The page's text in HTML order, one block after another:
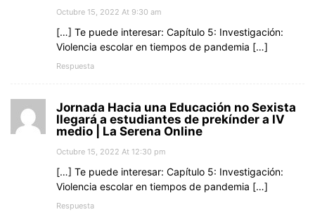
Octubre 15, 2022 At 9:30 am
[…] Te puede interesar: Capítulo 5: Investigación:
Violencia escolar en tiempos de pandemia […]
Respuesta
Jornada Hacia una Educación no Sexista
llegará a estudiantes de prekínder a IV
medio | La Serena Online
Octubre 15, 2022 At 12:30 pm
[…] Te puede interesar: Capítulo 5: Investigación:
Violencia escolar en tiempos de pandemia […]
Respuesta